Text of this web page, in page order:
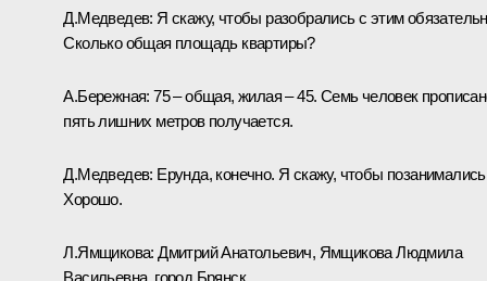
Д.Медведев: Я скажу, чтобы разобрались с этим
Сколько общая площадь квартиры?
А.Бережная: 75 – общая, жилая – 45. Семь человек
пять лишних метров получается.
Д.Медведев: Ерунда, конечно. Я скажу, чтобы
Хорошо.
Л.Ямщикова: Дмитрий Анатольевич, Ямщикова Людмила
Васильевна, город Брянск.